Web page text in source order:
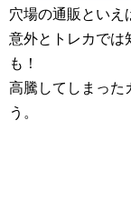
穴場の通販といえ
意外とトレカでは
も！
高騰してしまった
う。